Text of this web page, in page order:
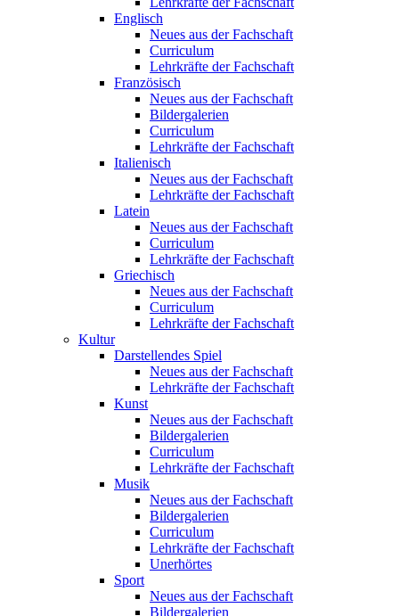
Englisch
Neues aus der Fachschaft
Curriculum
Lehrkräfte der Fachschaft
Französisch
Neues aus der Fachschaft
Bildergalerien
Curriculum
Lehrkräfte der Fachschaft
Italienisch
Neues aus der Fachschaft
Lehrkräfte der Fachschaft
Latein
Neues aus der Fachschaft
Curriculum
Lehrkräfte der Fachschaft
Griechisch
Neues aus der Fachschaft
Curriculum
Lehrkräfte der Fachschaft
Kultur
Darstellendes Spiel
Neues aus der Fachschaft
Lehrkräfte der Fachschaft
Kunst
Neues aus der Fachschaft
Bildergalerien
Curriculum
Lehrkräfte der Fachschaft
Musik
Neues aus der Fachschaft
Bildergalerien
Curriculum
Lehrkräfte der Fachschaft
Unerhörtes
Sport
Neues aus der Fachschaft
Bildergalerien